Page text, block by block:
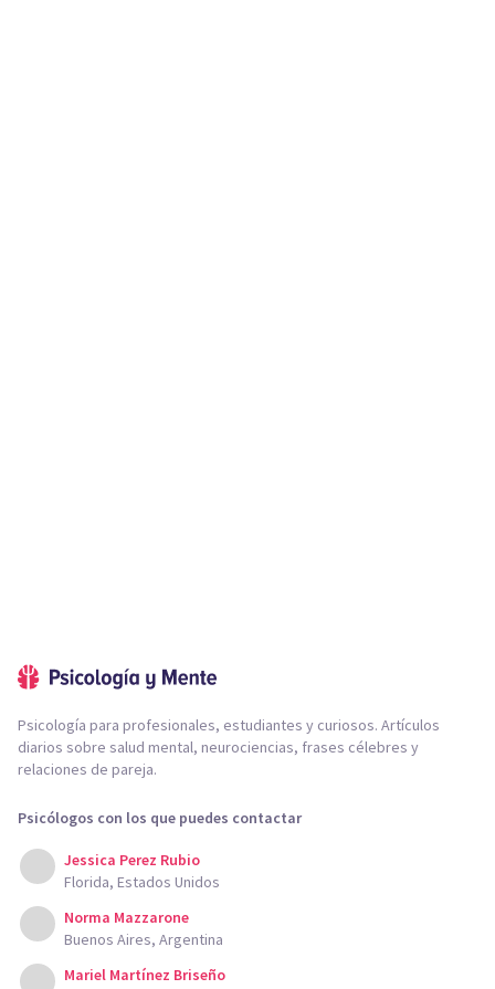
Psicología para profesionales, estudiantes y curiosos. Artículos
diarios sobre salud mental, neurociencias, frases célebres y
relaciones de pareja.
Psicólogos con los que puedes contactar
Jessica Perez Rubio
Florida, Estados Unidos
Norma Mazzarone
Buenos Aires, Argentina
Mariel Martínez Briseño